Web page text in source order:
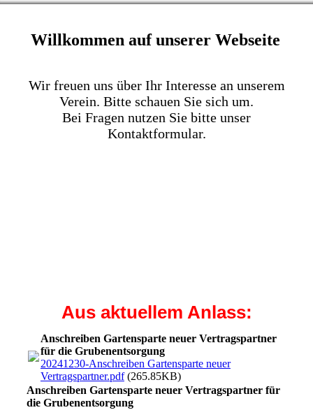
Willkommen auf unserer Webseite
Wir freuen uns über Ihr Interesse an unserem
Verein. Bitte schauen Sie sich um.
Bei Fragen nutzen Sie bitte unser
Kontaktformular.
Aus aktuellem Anlass:
Anschreiben Gartensparte neuer Vertragspartner
für die Grubenentsorgung
20241230-Anschreiben Gartensparte neuer
Vertragspartner.pdf(265.85KB)
Anschreiben Gartensparte neuer Vertragspartner für
die Grubenentsorgung